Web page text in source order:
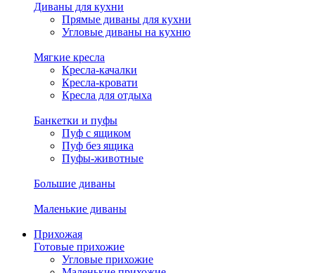
Диваны для кухни
Прямые диваны для кухни
Угловые диваны на кухню
Мягкие кресла
Кресла-качалки
Кресла-кровати
Кресла для отдыха
Банкетки и пуфы
Пуф с ящиком
Пуф без ящика
Пуфы-животные
Большие диваны
Маленькие диваны
Прихожая
Готовые прихожие
Угловые прихожие